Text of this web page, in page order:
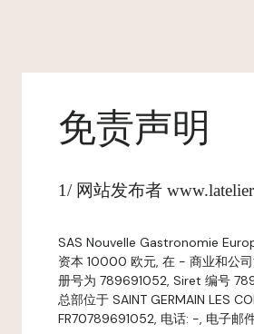
免责声明
1/ 网站发布者
SAS Nouvelle Gastronomie
资本 10000 欧元, 在 - 商业和公
册号为 789691052, Siret 编号
总部位于 SAINT GERMAIN LES
FR70789691052, 电话: -, 电子邮